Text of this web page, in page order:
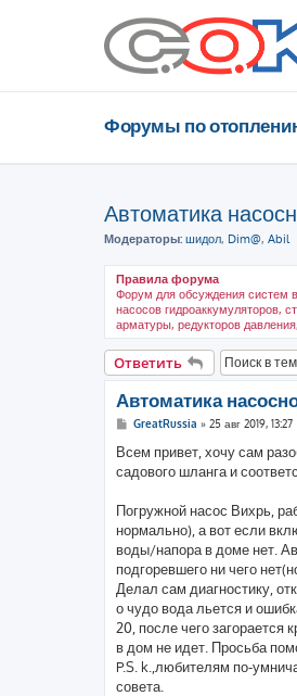
Форумы по
Автоматика
Модераторы: шидол, Dim@, Abil
Правила форума
Форум для обсуждения систем
насосов гидроаккумуляторов,
арматуры, редукторов
Ответить
Автоматика
С
о
б
щ
и
е
GreatRussia » 25 авг 2019, 13:27
Всем привет, хочу сам
садового шланга и
Погружной насос Вихрь,
нормально), а вот если
воды/напора в доме нет.
подгоревшего ни чего
Делал сам диагностику,
о чудо вода льется и
20, после чего загорается
в дом не идет. Просьба
P.S. k.,любителям по-
совета.